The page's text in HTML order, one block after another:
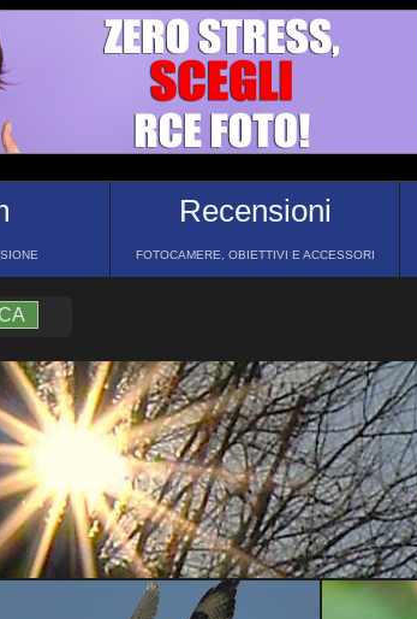
Recensioni
FOTOCAMERE, OBIETTIVI E ACCESSORI